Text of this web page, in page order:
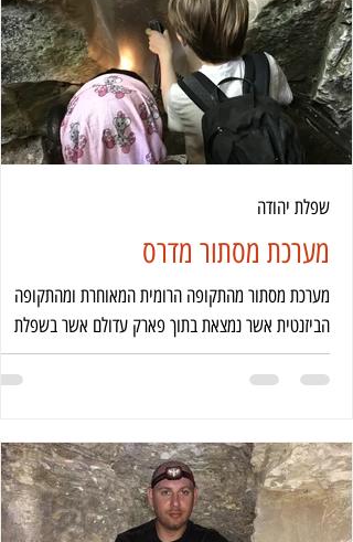
מערכת מסתור מדרס
מערכת מסתור מהתקופה הרומית המאוחרת ומהתקופה
הביזנטית אשר נמצאת בתוך פארק עדולם אשר בשפלת
יהודה.
שפלת יהודה